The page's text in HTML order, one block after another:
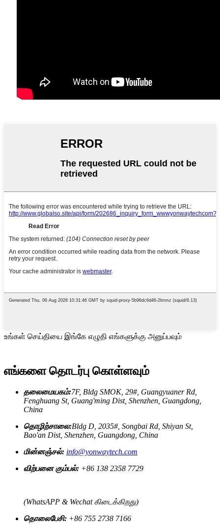
உங்கள் செய்தியை இங்கே எழுதி எங்களுக்கு அனுப்பவும்
எங்களை தொடர்பு கொள்ளவும்
தலைமையகம்:7F, Bldg SMOK, 29#, Guangyuaner Rd,
Fenghuang St, Guang'ming Dist, Shenzhen, Guangdong,
China
தொழிற்சாலை:Bldg D, 2035#, Songbai Rd, Shiyan St,
Bao'an Dist, Shenzhen, Guangdong, China
மின்னஞ்சல்: info@yonwaytech.com
விற்பனை கும்பல்: +86 138 2358 7729
(WhatsAPP & Wechat கிடைக்கிறது)
தொலைபேசி: +86 755 2738 7166